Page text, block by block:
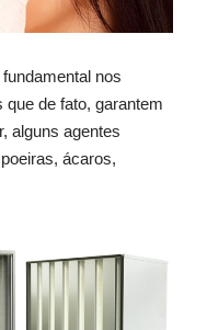
nos
de fato, garantem
alguns agentes
ácaros,